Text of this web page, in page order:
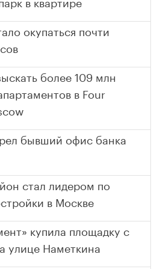
окупаться почти
более 109 млн
в Four
бывший офис банка
стал лидером по
в Москве
купила площадку с
улице Наметкина